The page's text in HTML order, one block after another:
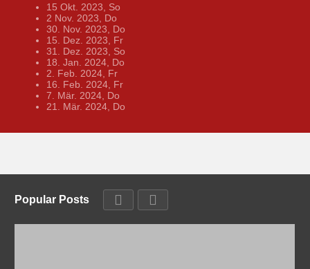
15 Okt. 2023, So
2 Nov. 2023, Do
30. Nov. 2023, Do
15. Dez. 2023, Fr
31. Dez. 2023, So
18. Jan. 2024, Do
2. Feb. 2024, Fr
16. Feb. 2024, Fr
7. Mär. 2024, Do
21. Mär. 2024, Do
Popular Posts